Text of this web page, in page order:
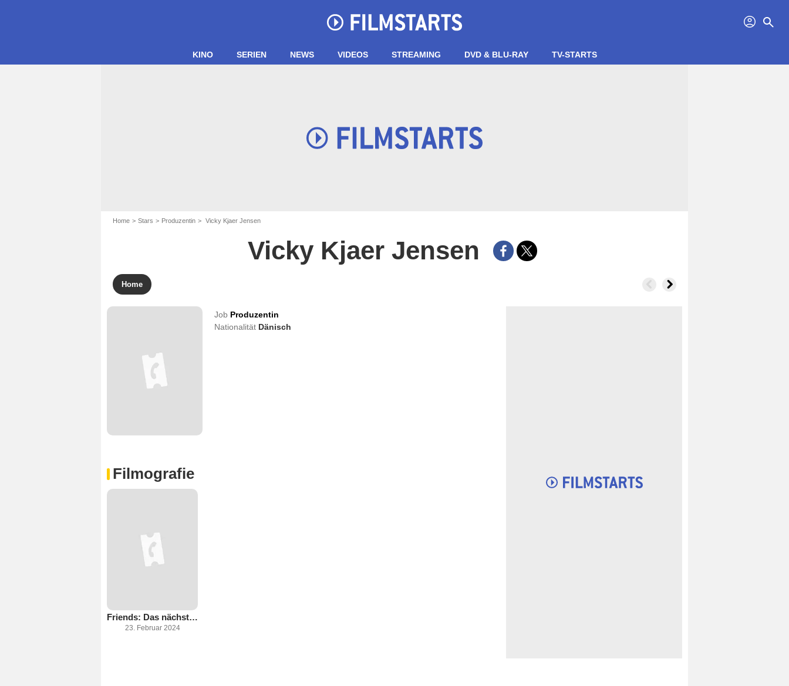
profil search
KINO SERIEN NEWS VIDEOS STREAMING DVD & BLU-RAY TV-STARTS
Home Stars Produzentin Vicky Kjaer Jensen
Vicky Kjaer Jensen
Home
Job Produzentin
Nationalität Dänisch
Filmografie
Friends: Das nächste Kapitel
23. Februar 2024